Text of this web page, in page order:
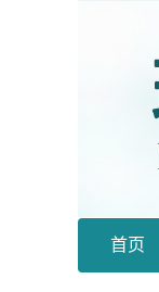
首页